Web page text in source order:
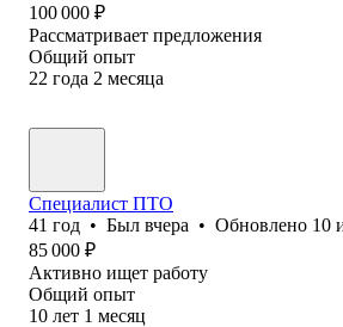
100 000 ₽
Рассматривает предложения
Общий опыт
22 года 2 месяца
Специалист ПТО
41 год • Был вчера • Обновлено 10
85 000 ₽
Активно ищет работу
Общий опыт
10 лет 1 месяц